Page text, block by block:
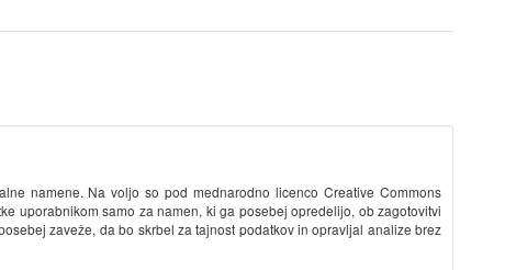
namene. Na voljo so pod mednarodno licenco Creative Commons
uporabnikom samo za namen, ki ga posebej opredelijo, ob zagotovitvi
zaveže, da bo skrbel za tajnost podatkov in opravljal analize brez